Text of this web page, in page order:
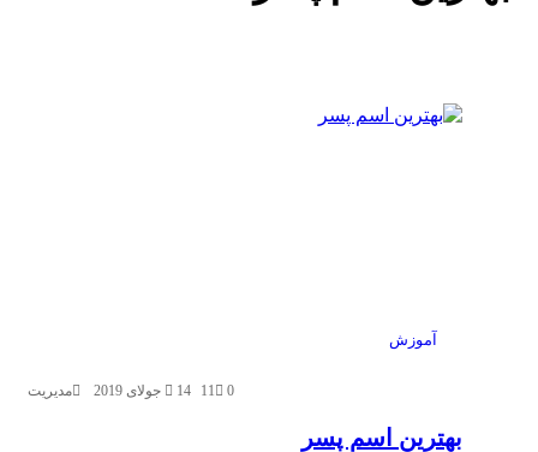
آموزش
مدیریت 14 جولای 2019 0
11
بهترین اسم پسر